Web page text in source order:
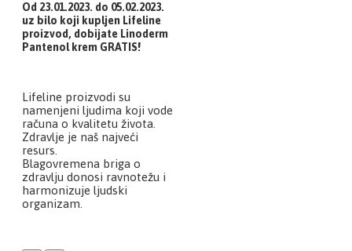
Od 23.01.2023. do 05.02.2023.
uz bilo koji kupljen Lifeline
proizvod, dobijate Linoderm
Pantenol krem GRATIS!
Lifeline proizvodi su
namenjeni ljudima koji vode
računa o kvalitetu života.
Zdravlje je naš najveći
resurs.
Blagovremena briga o
zdravlju donosi ravnotežu i
harmonizuje ljudski
organizam.